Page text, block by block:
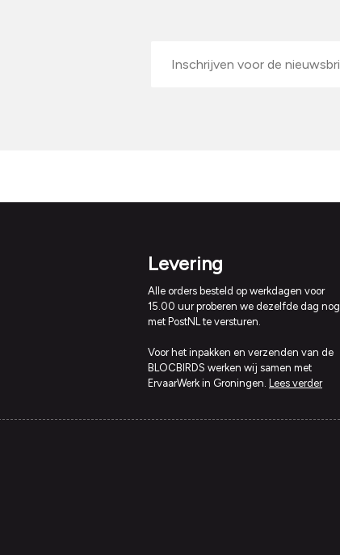
mailadres
Levering
Alle orders besteld op werkdagen voor
15.00 uur proberen we dezelfde dag nog
met PostNL te versturen.
Voor het inpakken en verzenden van de
BLOCBIRDS werken wij samen met
ErvaarWerk in Groningen.
Lees verder